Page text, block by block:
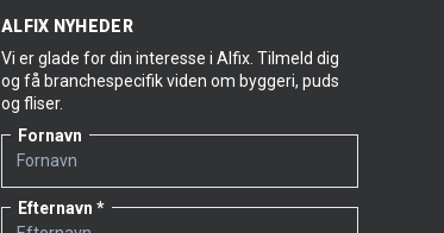
ALFIX NYHEDER
Vi er glade for din interesse i Alfix. Tilmeld dig
og få branchespecifik viden om byggeri, puds
og fliser.
Fornavn
Efternavn